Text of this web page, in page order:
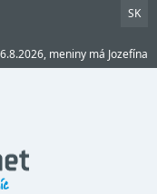
SK
meniny má Jozefína